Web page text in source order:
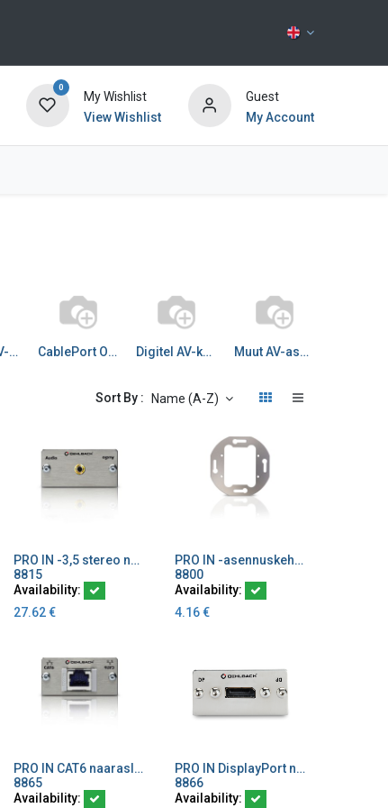
0
My Wishlist
View Wishlist
Guest
My Account
CPD² 80 AV-kaluste kesk CablePort Office AV Digitel AV-kaivot Muut AV-asennuskotelot
Sort By : Name (A-Z)
Add to Cart
PRO IN -3,5 stereo naarasliitin 20cm kaapelilla
8815
Availability:
27.62€
Add to Cart
PRO IN -asennuskehys
8800
Availability:
4.16€
Add to Cart
PRO IN CAT6 naarasliitin naaras/naaras
8865
Availability:
Add to Cart
PRO IN DisplayPort naarasliitin 20 cm kaapelilla
8866
Availability: